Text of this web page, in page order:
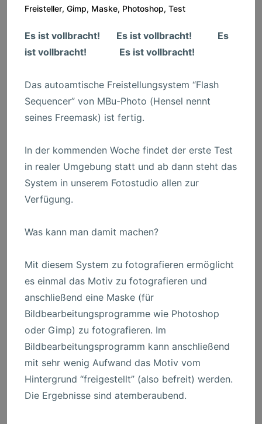
Freisteller, Gimp, Maske, Photoshop, Test
Es ist vollbracht! Es ist vollbracht! Es
ist vollbracht! Es ist vollbracht!
Das autoamtische Freistellungsystem “Flash
Sequencer” von MBu-Photo (Hensel nennt
seines Freemask) ist fertig.
In der kommenden Woche findet der erste Test
in realer Umgebung statt und ab dann steht das
System in unserem Fotostudio allen zur
Verfügung.
Was kann man damit machen?
Mit diesem System zu fotografieren ermöglicht
es einmal das Motiv zu fotografieren und
anschließend eine Maske (für
Bildbearbeitungsprogramme wie Photoshop
oder Gimp) zu fotografieren. Im
Bildbearbeitungsprogramm kann anschließend
mit sehr wenig Aufwand das Motiv vom
Hintergrund “freigestellt” (also befreit) werden.
Die Ergebnisse sind atemberaubend.